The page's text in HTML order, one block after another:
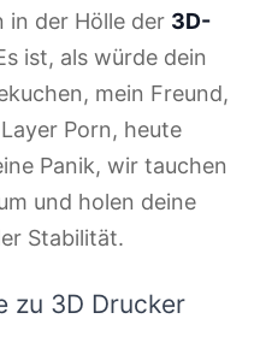
in der Hölle der 3D-
ist, als würde dein
mein Freund,
Porn, heute
Panik, wir tauchen
und holen deine
Stabilität.
zu 3D Drucker